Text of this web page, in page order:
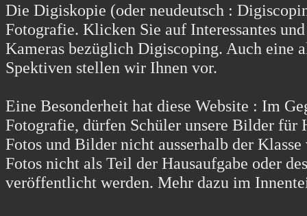
Die Digiskopie (oder neudeutsch :
Fotografie. Klicken Sie auf Interessantes
Kameras bezüglich Digiscoping. Auch eine
Spektiven stellen wir Ihnen vor.
Eine Besonderheit hat diese Website : Im
Fotografie, dürfen Schüler unsere Bilder für
Fotos und Bilder nicht ausserhalb der
Fotos nicht als Teil der Hausaufgabe oder
veröffentlicht werden. Mehr dazu im